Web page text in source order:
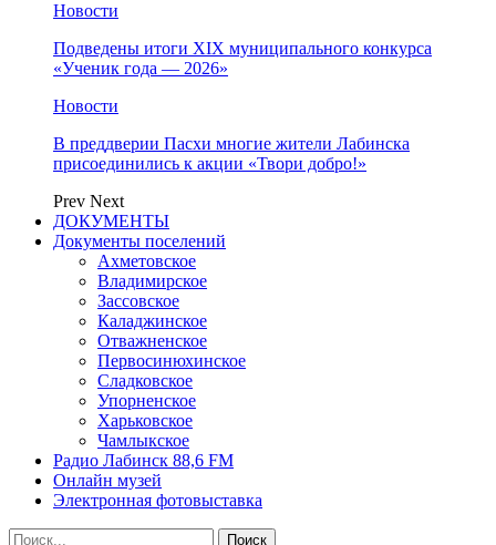
Новости
Подведены итоги XIX муниципального конкурса
«Ученик года — 2026»
Новости
В преддверии Пасхи многие жители Лабинска
присоединились к акции «Твори добро!»
Prev Next
ДОКУМЕНТЫ
Документы поселений
Ахметовское
Владимирское
Зассовское
Каладжинское
Отважненское
Первосинюхинское
Сладковское
Упорненское
Харьковское
Чамлыкское
Радио Лабинск 88,6 FM
Онлайн музей
Электронная фотовыставка